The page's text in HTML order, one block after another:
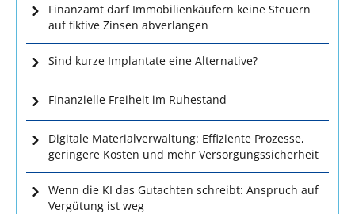
Finanzamt darf Immobilienkäufern keine Steuern
auf fiktive Zinsen abverlangen
Sind kurze Implantate eine Alternative?
Finanzielle Freiheit im Ruhestand
Digitale Materialverwaltung: Effiziente Prozesse,
geringere Kosten und mehr Versorgungssicherheit
Wenn die KI das Gutachten schreibt: Anspruch auf
Vergütung ist weg